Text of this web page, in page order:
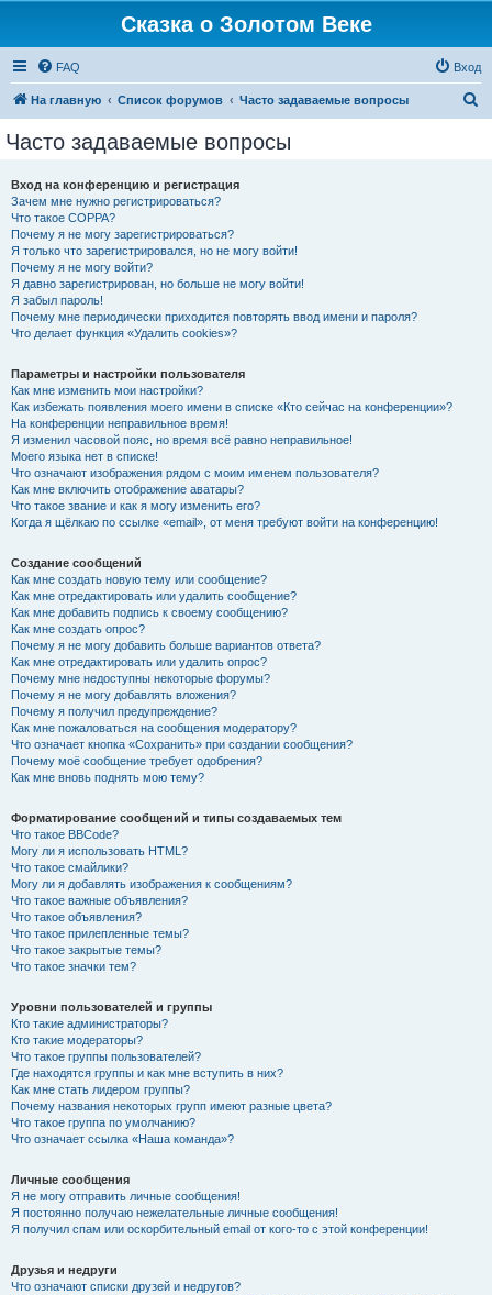
Сказка о Золотом Веке
FAQ Вход
На главную Список форумов Часто задаваемые вопросы
Часто задаваемые вопросы
Вход на конференцию и регистрация
Зачем мне нужно регистрироваться?
Что такое COPPA?
Почему я не могу зарегистрироваться?
Я только что зарегистрировался, но не могу войти!
Почему я не могу войти?
Я давно зарегистрирован, но больше не могу войти!
Я забыл пароль!
Почему мне периодически приходится повторять ввод имени и пароля?
Что делает функция «Удалить cookies»?
Параметры и настройки пользователя
Как мне изменить мои настройки?
Как избежать появления моего имени в списке «Кто сейчас на конференции»?
На конференции неправильное время!
Я изменил часовой пояс, но время всё равно неправильное!
Моего языка нет в списке!
Что означают изображения рядом с моим именем пользователя?
Как мне включить отображение аватары?
Что такое звание и как я могу изменить его?
Когда я щёлкаю по ссылке «email», от меня требуют войти на конференцию!
Создание сообщений
Как мне создать новую тему или сообщение?
Как мне отредактировать или удалить сообщение?
Как мне добавить подпись к своему сообщению?
Как мне создать опрос?
Почему я не могу добавить больше вариантов ответа?
Как мне отредактировать или удалить опрос?
Почему мне недоступны некоторые форумы?
Почему я не могу добавлять вложения?
Почему я получил предупреждение?
Как мне пожаловаться на сообщения модератору?
Что означает кнопка «Сохранить» при создании сообщения?
Почему моё сообщение требует одобрения?
Как мне вновь поднять мою тему?
Форматирование сообщений и типы создаваемых тем
Что такое BBCode?
Могу ли я использовать HTML?
Что такое смайлики?
Могу ли я добавлять изображения к сообщениям?
Что такое важные объявления?
Что такое объявления?
Что такое прилепленные темы?
Что такое закрытые темы?
Что такое значки тем?
Уровни пользователей и группы
Кто такие администраторы?
Кто такие модераторы?
Что такое группы пользователей?
Где находятся группы и как мне вступить в них?
Как мне стать лидером группы?
Почему названия некоторых групп имеют разные цвета?
Что такое группа по умолчанию?
Что означает ссылка «Наша команда»?
Личные сообщения
Я не могу отправить личные сообщения!
Я постоянно получаю нежелательные личные сообщения!
Я получил спам или оскорбительный email от кого-то с этой конференции!
Друзья и недруги
Что означают списки друзей и недругов?